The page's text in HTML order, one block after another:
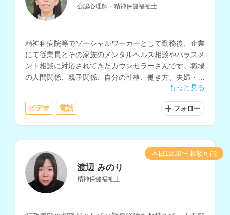
公認心理師・精神保健福祉士
精神科病院等でソーシャルワーカーとして勤務後、企業
にて従業員とその家族のメンタルヘルス相談やハラスメ
ント相談に対応されてきたカウンセラーさんです。職場
の人間関係、親子関係、自分の性格、働き方、夫婦・パ
ートナー関係などの相談に対応されています。もっと見る
ビデオ 電話 フォロー
渡辺 みのり
精神保健福祉士
本日18:30〜 相談可能